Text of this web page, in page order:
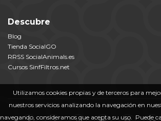
Utilizamos cookies propias y de terceros para
nuestros servicios analizando la navegación en
navegando, consideramos que acepta su uso. Puede
Descubre
Blog
Tienda SocialGO
RRSS SocialAnimals.es
Cursos SinfFiltros.net